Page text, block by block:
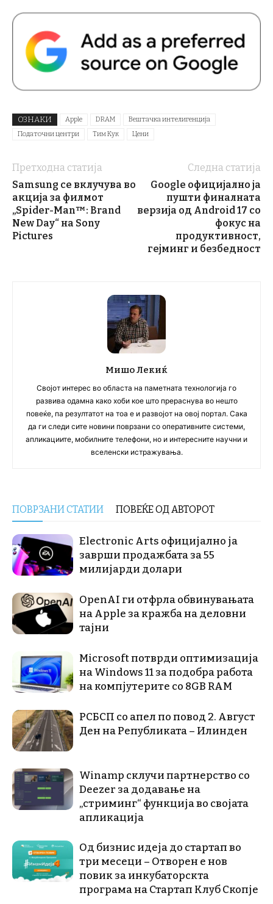
ОЗНАКИ Apple DRAM
Вештачка интелигенција
Податочни центри
Тим Кук Цени
Претходна статија
Samsung се вклучува во
акција за филмот
„Spider-Man™: Brand
New Day“ на Sony
Pictures
Следна статија
Google официјално ја
пушти финалната
верзија од Android 17 со
фокус на
продуктивност,
гејминг и безбедност
Мишо Лекиќ
Својот интерес во областа на паметната технологија го
развива одамна како хоби кое што прераснува во нешто
повеќе, па резултатот на тоа е и развојот на овој портал. Сака
да ги следи сите новини поврзани со оперативните системи,
апликациите, мобилните телефони, но и интересните научни и
вселенски истражувања.
ПОВРЗАНИ СТАТИИ ПОВЕЌЕ ОД АВТОРОТ
Electronic Arts официјално ја
заврши продажбата за 55
милијарди долари
OpenAI ги отфрла обвинувањата
на Apple за кражба на деловни
тајни
Microsoft потврди оптимизација
на Windows 11 за подобра работа
на компјутерите со 8GB RAM
РСБСП со апел по повод 2. Август
Ден на Републиката – Илинден
Winamp склучи партнерство со
Deezer за додавање на
„стриминг“ функција во својата
апликација
Од бизнис идеја до стартап во
три месеци – Отворен е нов
повик за инкубаторскта
програма на Стартап Клуб Скопје